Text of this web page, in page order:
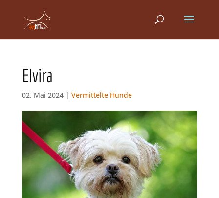
Elvira
02. Mai 2024 | Vermittelte Hunde